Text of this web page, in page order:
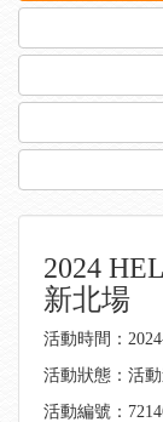
2024
新北場
活動時間：
活動狀態：活
活動編號：